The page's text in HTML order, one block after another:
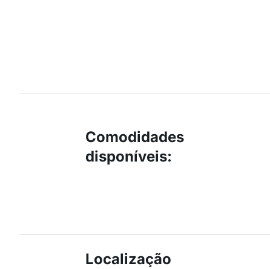
Comodidades
disponíveis:
Localização